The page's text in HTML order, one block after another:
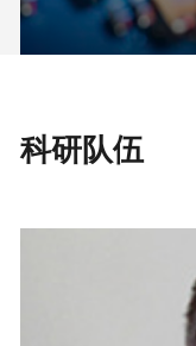
科研队伍